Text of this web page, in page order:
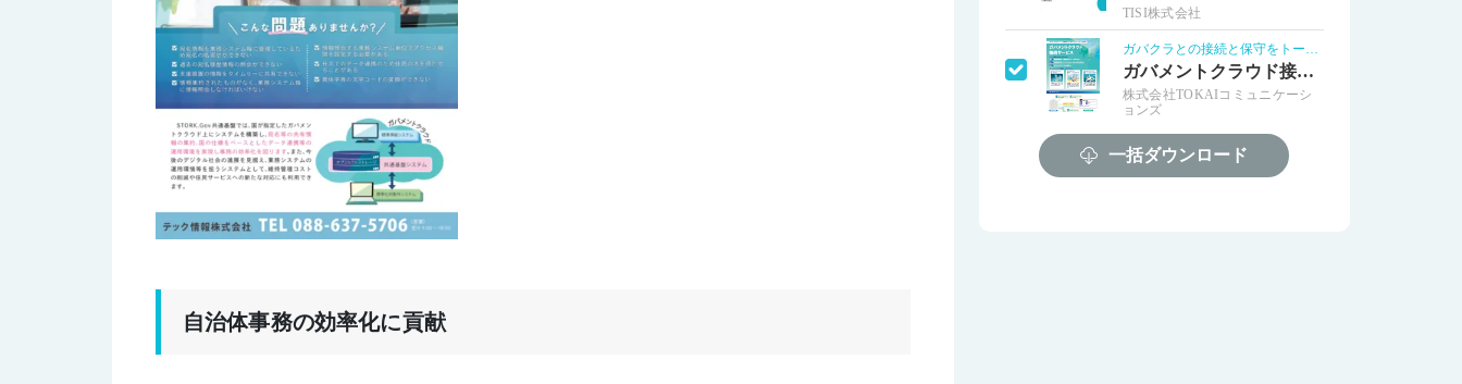
自治体事務の効率化に貢献
TISI株式会社
ガバクラとの接続と保守をトータルサポート
ガバメントクラウド接続サービス
株式会社TOKAIコミュニケーシ
ョンズ
取り組み『事例集2024』
一括ダウンロード